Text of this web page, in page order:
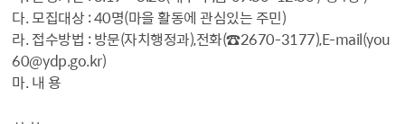
다. 모집대상 : 40명(마을 활동에 관심있는 주민)
라. 접수방법 : 방문(자치행정과),전화(☎2670-3177),E-mail(you
60@ydp.go.kr)
마. 내 용